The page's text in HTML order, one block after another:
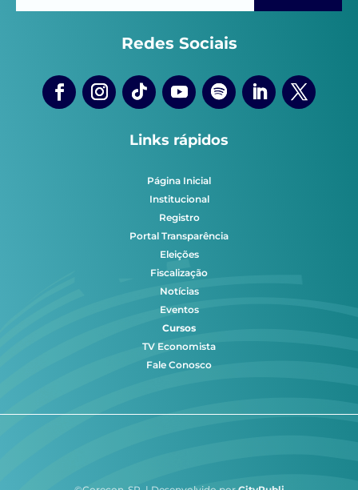
Redes Sociais
Links rápidos
Página Inicial
Institucional
Registro
Portal Transparência
Eleições
Fiscalização
Notícias
Eventos
Cursos
TV Economista
Fale Conosco